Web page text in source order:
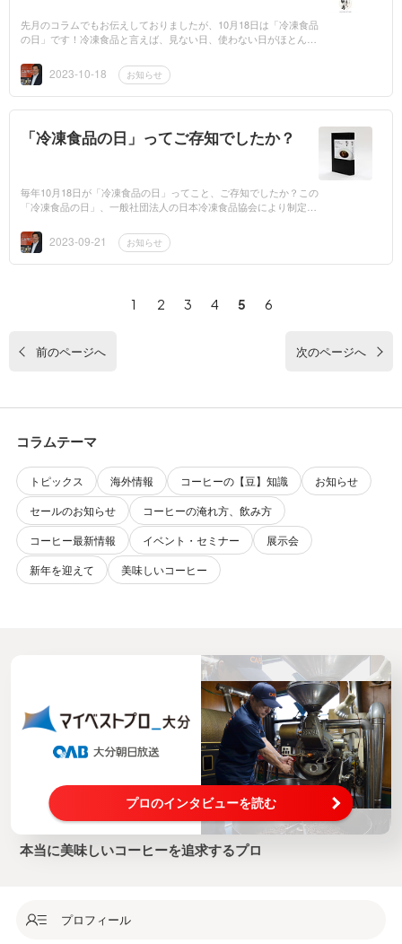
先月のコラムでもお伝えしておりましたが、10月18日は「冷凍食品
の日」です！冷凍食品と言えば、見ない日、使わない日がほとんど
い必需品になっ...
2023-10-18 お知らせ
「冷凍食品の日」ってご存知でしたか？
毎年10月18日が「冷凍食品の日」ってこと、ご存知でしたか？この
「冷凍食品の日」、一般社団法人の日本冷凍食品協会により制定さ
食品協会 HP】...
2023-09-21 お知らせ
前のページへ
1 2 3 4 5 6
次のページへ
コラムテーマ
トピックス 海外情報 コーヒーの【豆】知識
お知らせ
セールのお知らせ
コーヒーの淹れ方、飲み方
コーヒー最新情報
イベント・セミナー
展示会
新年を迎えて
美味しいコーヒー
プロのインタビューを読む
本当に美味しいコーヒーを追求するプロ
プロフィール